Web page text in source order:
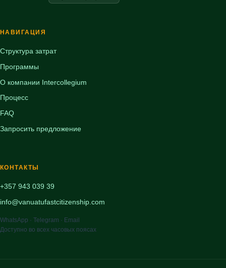
НАВИГАЦИЯ
Структура затрат
Программы
О компании Intercollegium
Процесс
FAQ
Запросить предложение
КОНТАКТЫ
+357 943 039 39
info@vanuatufastcitizenship.com
WhatsApp · Telegram · Email
Доступно во всех часовых поясах